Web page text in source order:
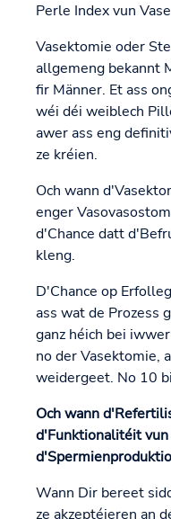
Perle Index vun
Vasektomie oder
allgemeng bekannt
fir Männer. Et ass
wéi déi weiblech
awer ass eng
ze kréien.
Och wann
enger
d'Chance datt
kleng.
D'Chance op
ass wat de Prozess
ganz héich bei
no der Vasektomie,
weidergeet. No 10
Och wann
d'Funktionalitéit
Wann Dir bereet
ze akzeptéieren an